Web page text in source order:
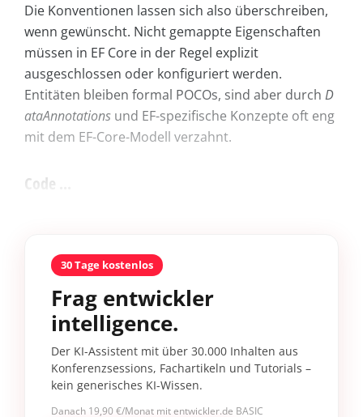
Die Konventionen lassen sich also überschreiben,
wenn gewünscht. Nicht gemappte Eigenschaften
müssen in EF Core in der Regel explizit
ausgeschlossen oder konfiguriert werden.
Entitäten bleiben formal POCOs, sind aber durch D
ataAnnotations und EF-spezifische Konzepte oft eng
mit dem EF-Core-Modell verzahnt.
Code ...
30 Tage kostenlos
Frag entwickler
intelligence.
Der KI-Assistent mit über 30.000 Inhalten aus
Konferenzsessions, Fachartikeln und Tutorials –
kein generisches KI-Wissen.
Danach 19,90 €/Monat mit entwickler.de BASIC